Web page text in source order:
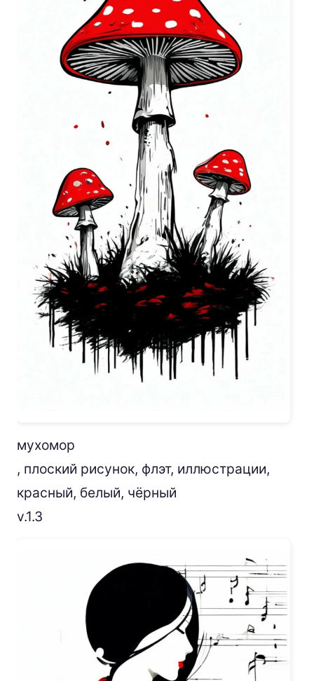
мухомор
, плоский рисунок, флэт, иллюстрации,
красный, белый, чёрный
v.1.3